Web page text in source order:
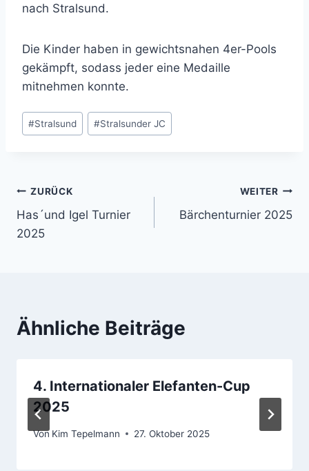
nach Stralsund.
Die Kinder haben in gewichtsnahen 4er-Pools
gekämpft, sodass jeder eine Medaille
mitnehmen konnte.
Schlagworte:
#Stralsund #Stralsunder JC
Beitragsnavigation
ZURÜCK
Has´und Igel Turnier
2025
WEITER
Bärchenturnier 2025
Ähnliche Beiträge
4. Internationaler Elefanten-Cup
2025
Von Kim Tepelmann 27. Oktober 2025